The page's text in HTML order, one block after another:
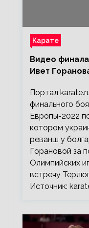
Карате
Видео
Ивет
Портал
финального
Европы-2022
котором
реванш у
Горановой за
Олимпийских
встречу
Источник: